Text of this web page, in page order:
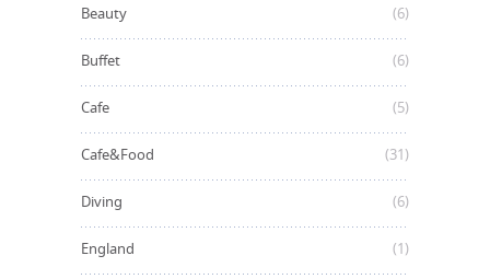
Beauty (6)
Buffet (6)
Cafe (5)
Cafe&Food (31)
Diving (6)
England (1)